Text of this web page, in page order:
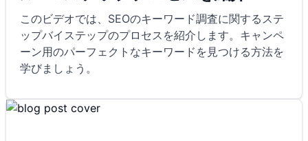
このビデオでは、SEOのキーワード調査に関するステ
ップバイステップのプロセスを紹介します。キャンペ
ーン用のパーフェクトなキーワードを見つける方法を
学びましょう。